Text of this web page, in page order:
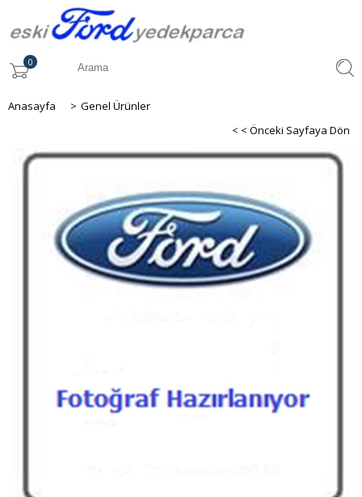
0
Anasayfa > Genel Ürünler
< < Önceki Sayfaya Dön